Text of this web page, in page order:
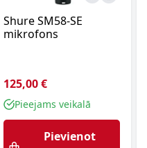
Shure SM58-SE
mikrofons
125,00 €
Pieejams veikalā
Pievienot